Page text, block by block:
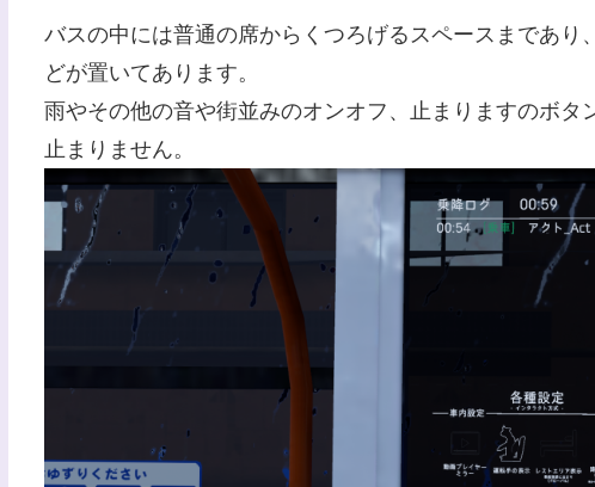
バスの中には普通の席からくつろげるスペースまであ
どが置いてあります。
雨やその他の音や街並みのオンオフ、止まりますのボ
止まりません。